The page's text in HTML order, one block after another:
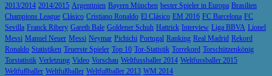
2013/2014 2014/2015 Argentinien Bayern München bester Spieler in Europa Brasilien
Champions League Clásico Cristiano Ronaldo El Clásico EM 2016 FC Barcelona FC
Sevilla Franck Ribery Gareth Bale Goldener Schuh Hattrick Interview Liga BBVA Lionel
Messi Manuel Neuer Messi Neymar Pichichi Portugal Ranking Real Madrid Rekord
Ronaldo Statistiken Teuerste Spieler Top 10 Tor-Statistik Torrekord Torschützenkönig
Torstatistik Verletzung Video Vorschau Weltfussballer 2014 Weltfussballer 2015
Weltfußballer Weltfußballer Weltfußballer 2013 WM 2014